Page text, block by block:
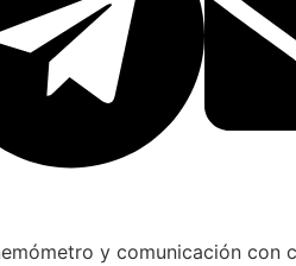
y comunicación con